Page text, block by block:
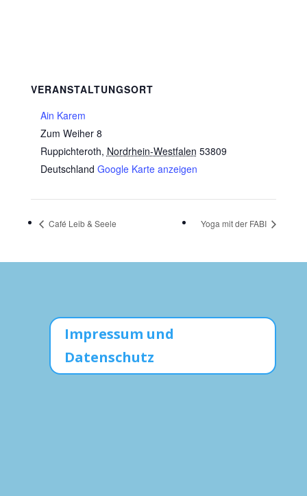
VERANSTALTUNGSORT
Ain Karem
Zum Weiher 8
Ruppichteroth, Nordrhein-Westfalen 53809
Deutschland Google Karte anzeigen
Café Leib & Seele Yoga mit der FABI
Impressum und
Datenschutz